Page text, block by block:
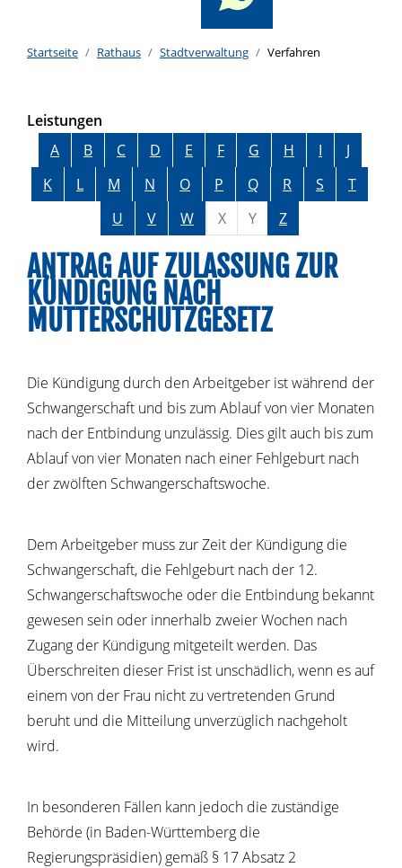
Startseite Rathaus Stadtverwaltung Verfahren
Leistungen
Alphabetisches Register überspringen
A B C D E F G H I
J
K
L M N O P Q R S
T
U
V W X Y Z
ANTRAG AUF ZULASSUNG ZUR
KÜNDIGUNG NACH
MUTTERSCHUTZGESETZ
Die Kündigung durch den Arbeitgeber ist während der
Schwangerschaft und bis zum Ablauf von vier Monaten
nach der Entbindung unzulässig. Dies gilt auch bis zum
Ablauf von vier Monaten nach einer Fehlgeburt nach
der zwölften Schwangerschaftswoche.
Dem Arbeitgeber muss zur Zeit der Kündigung die
Schwangerschaft, die Fehlgeburt nach der 12.
Schwangerschaftswoche oder die Entbindung bekannt
gewesen sein oder innerhalb zweier Wochen nach
Zugang der Kündigung mitgeteilt werden. Das
Überschreiten dieser Frist ist unschädlich, wenn es auf
einem von der Frau nicht zu vertretenden Grund
beruht und die Mitteilung unverzüglich nachgeholt
wird.
In besonderen Fällen kann jedoch die zuständige
Behörde (in Baden-Württemberg die
Regierungspräsidien) gemäß § 17 Absatz 2